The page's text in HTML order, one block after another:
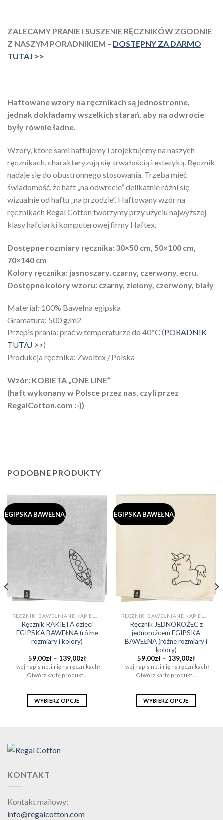
ZALECAMY PRANIE I SUSZENIE RĘCZNIKÓW ZGODNIE
Z NASZYM PORADNIKIEM – DOSTĘPNY ZA DARMO
TUTAJ >>
Haftowane wzory na ręcznikach są jednostronne,
jednak dokładamy wszelkich starań, aby na odwrocie
były równie ładne.
Wzory, które sami haftujemy i projektujemy na naszych
ręcznikach, charakteryzują się trwałością i estetyką. Ręcznik
nadaje się do obustronnego stosowania. Trzeba mieć
świadomość, że haft „na odwrocie” delikatnie różni się
wizualnie od haftu „na przodzie”. Haftowany wzór na
ręcznikach Regal Cotton tworzymy przy użyciu najwyższej
klasy hafciarki komputerowej firmy Haftex.
Dostępne rozmiary ręcznika: 30×50 cm, 50×100 cm,
70×140 cm
Kolory ręcznika: jasnoszary, czarny, czerwony, ecru.
Dostępne kolory wzoru: czarny, zielony, czerwony, biały
Materiał: 100% Bawełna egipska
Gramatura: 500 g/m2
Przepis prania: prać w temperaturze do 40°C (PORADNIK
TUTAJ >>)
Produkcja ręcznika: Zwoltex / Polska
Wzór: KOBIETA „ONE LINE”
(haft wykonany w Polsce przez nas, czyli przez
RegalCotton.com :-))
PODOBNE PRODUKTY
EGIPSKA BAWEŁNA
Ręcznik RAKIETA dzieci
EGIPSKA BAWEŁNA (różne
rozmiary i kolory)
59,00zł – 139,00złZakres
cen:
od
59,00zł
Twój napis np. imię na ręcznikach?
Otwórz kartę produktu.
WYBIERZ OPCJE
wariantów.
stronie
produktu
EGIPSKA BAWEŁNA
Ręcznik JEDNOROŻEC z
jednorożcem EGIPSKA
BAWEŁNA (różne rozmiary i
kolory)
59,00zł – 139,00złZakres
cen:
od
59,00zł
Twój napis np. imię na ręcznikach?
Otwórz kartę produktu.
WYBIERZ OPCJE
KONTAKT
Kontakt mailowy:
info@regalcotton.com